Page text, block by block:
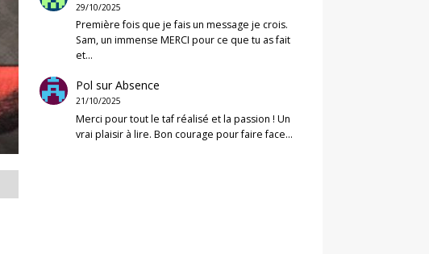
29/10/2025
Première fois que je fais un message je crois.
Sam, un immense MERCI pour ce que tu as fait
et…
Pol surAbsence
21/10/2025
Merci pour tout le taf réalisé et la passion ! Un
vrai plaisir à lire. Bon courage pour faire face…